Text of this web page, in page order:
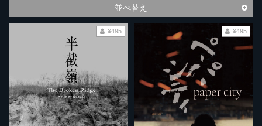
並べ替え
¥495 ¥495